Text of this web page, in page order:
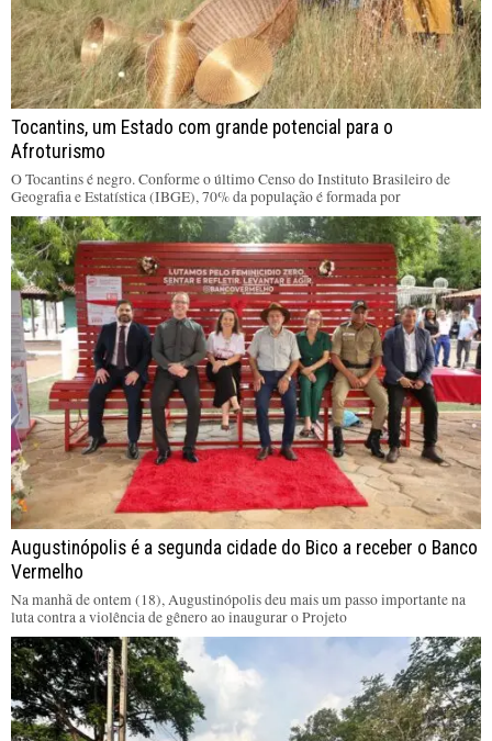
Tocantins, um Estado com grande potencial para o
Afroturismo
O Tocantins é negro. Conforme o último Censo do Instituto Brasileiro de
Geografia e Estatística (IBGE), 70% da população é formada por
Augustinópolis é a segunda cidade do Bico a receber o Banco
Vermelho
Na manhã de ontem (18), Augustinópolis deu mais um passo importante na
luta contra a violência de gênero ao inaugurar o Projeto